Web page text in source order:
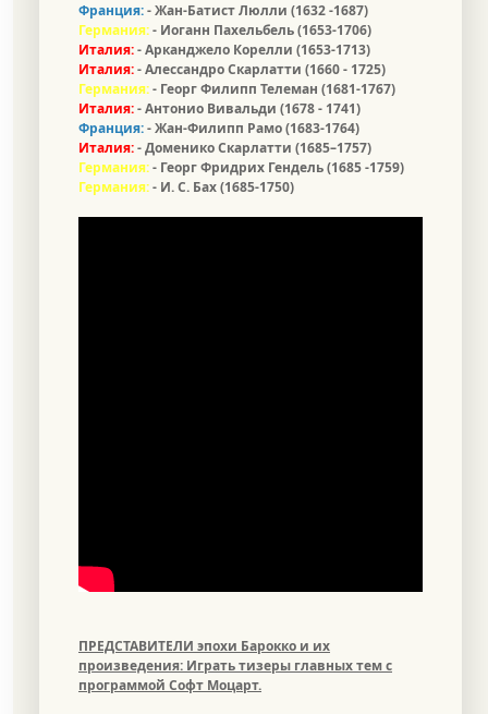
Франция:-Жан-Батист Люлли (1632 -1687)
Германия:- Иоганн Пахельбель (1653-1706)
Италия:- Арканджело Корелли (1653-1713)
Италия:-Алессандро Скарлатти (1660 - 1725)
Германия:- Георг Филипп Телеман (1681-1767)
Италия:-Антонио Вивальди (1678 - 1741)
Франция:-Жан-Филипп Рамо (1683-1764)
Италия:- Доменико Скарлатти (1685–1757)
Германия:- Георг Фридрих Гендель (1685 -1759)
Германия:- И. С. Бах (1685-1750)
ПРЕДСТАВИТЕЛИ эпохи Барокко и их
произведения: Играть тизеры главных тем с
программой Софт Моцарт.